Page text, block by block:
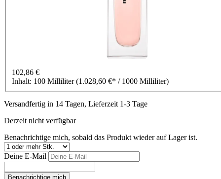
102,86 €
Inhalt: 100 Milliliter(1.028,60 €* / 1000 Milliliter)
Versandfertig in 14 Tagen, Lieferzeit 1-3 Tage
Derzeit nicht verfügbar
Benachrichtige mich, sobald das Produkt wieder auf Lager ist.
Deine E-Mail
Benachrichtige mich